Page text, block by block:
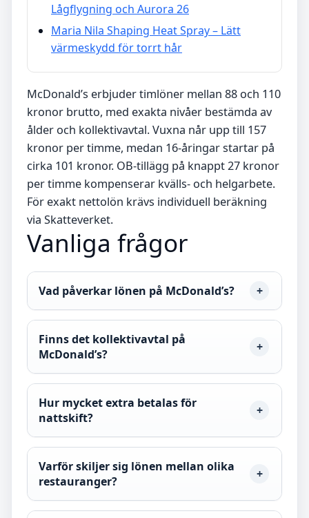
Lågflygning och Aurora 26
Maria Nila Shaping Heat Spray – Lätt
värmeskydd för torrt hår
McDonald’s erbjuder timlöner mellan 88 och 110
kronor brutto, med exakta nivåer bestämda av
ålder och kollektivavtal. Vuxna når upp till 157
kronor per timme, medan 16-åringar startar på
cirka 101 kronor. OB-tillägg på knappt 27 kronor
per timme kompenserar kvälls- och helgarbete.
För exakt nettolön krävs individuell beräkning
via Skatteverket.
Vanliga frågor
Vad påverkar lönen på McDonald’s?
Finns det kollektivavtal på
McDonald’s?
Hur mycket extra betalas för
nattskift?
Varför skiljer sig lönen mellan olika
restauranger?